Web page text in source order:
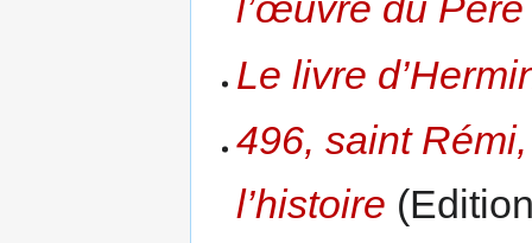
Le livre
496, saint
l’histoire